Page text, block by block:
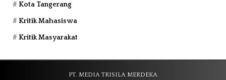
Kota Tangerang
Kritik Mahasiswa
Kritik Masyarakat
PT. MEDIA TRISILA MERDEKA